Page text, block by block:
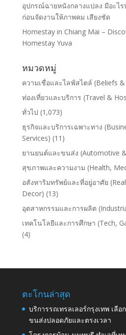
อุปกรณ์ฉายหนังกลางแปลง มีอะไ
ก่อนจัดงานให้ภาพคม เสียงชัด
Homestay in Chiang Mai –
Homestay Yuva
หมวดหมู่
ความเชื่อและไลฟ์สไตล์ (Beliefs
ท่องเที่ยวและบริการ (Travel &
ทั่วไป (1,073)
ธุรกิจและบริการเฉพาะทาง
Services) (11)
ยานยนต์และขนส่ง (Automotive
สุขภาพและความงาม (Health,
อสังหาริมทรัพย์และที่อยู่อาศัย
Decor) (13)
อุตสาหกรรมและการผลิต
เทคโนโลยีและการศึกษา (Tech,
(4)
ตะโกนล่าสุด
บริการรถเทรลเลอร์กรุงเทพ เลือ
ขนส่งปลอดภัยและตรงเวลา